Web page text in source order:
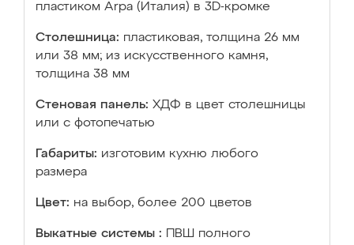
пластиком Arpa (Италия) в 3D-кромке
Столешница: пластиковая, толщина 26 мм
или 38 мм; из искусственного камня,
толщина 38 мм
Стеновая панель: ХДФ в цвет столешницы
или с фотопечатью
Габариты: изготовим кухню любого
размера
Цвет: на выбор, более 200 цветов
Выкатные системы :
ПВШ полного